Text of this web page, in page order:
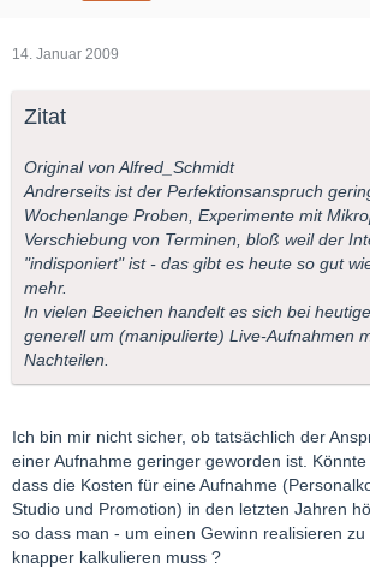
14. Januar 2009
Zitat
Original von Alfred_Schmidt
Andrerseits ist der Perfektionsanspruch
Wochenlange Proben, Experimente mit
Verschiebung von Terminen, bloß weil der
"indisponiert" ist - das gibt es heute so gut
mehr.
In vielen Beeichen handelt es sich bei
generell um (manipulierte) Live-Aufnahmen
Nachteilen.
Ich bin mir nicht sicher, ob tatsächlich der
einer Aufnahme geringer geworden ist.
dass die Kosten für eine Aufnahme
Studio und Promotion) in den letzten Jahren
so dass man - um einen Gewinn realisieren
knapper kalkulieren muss ?